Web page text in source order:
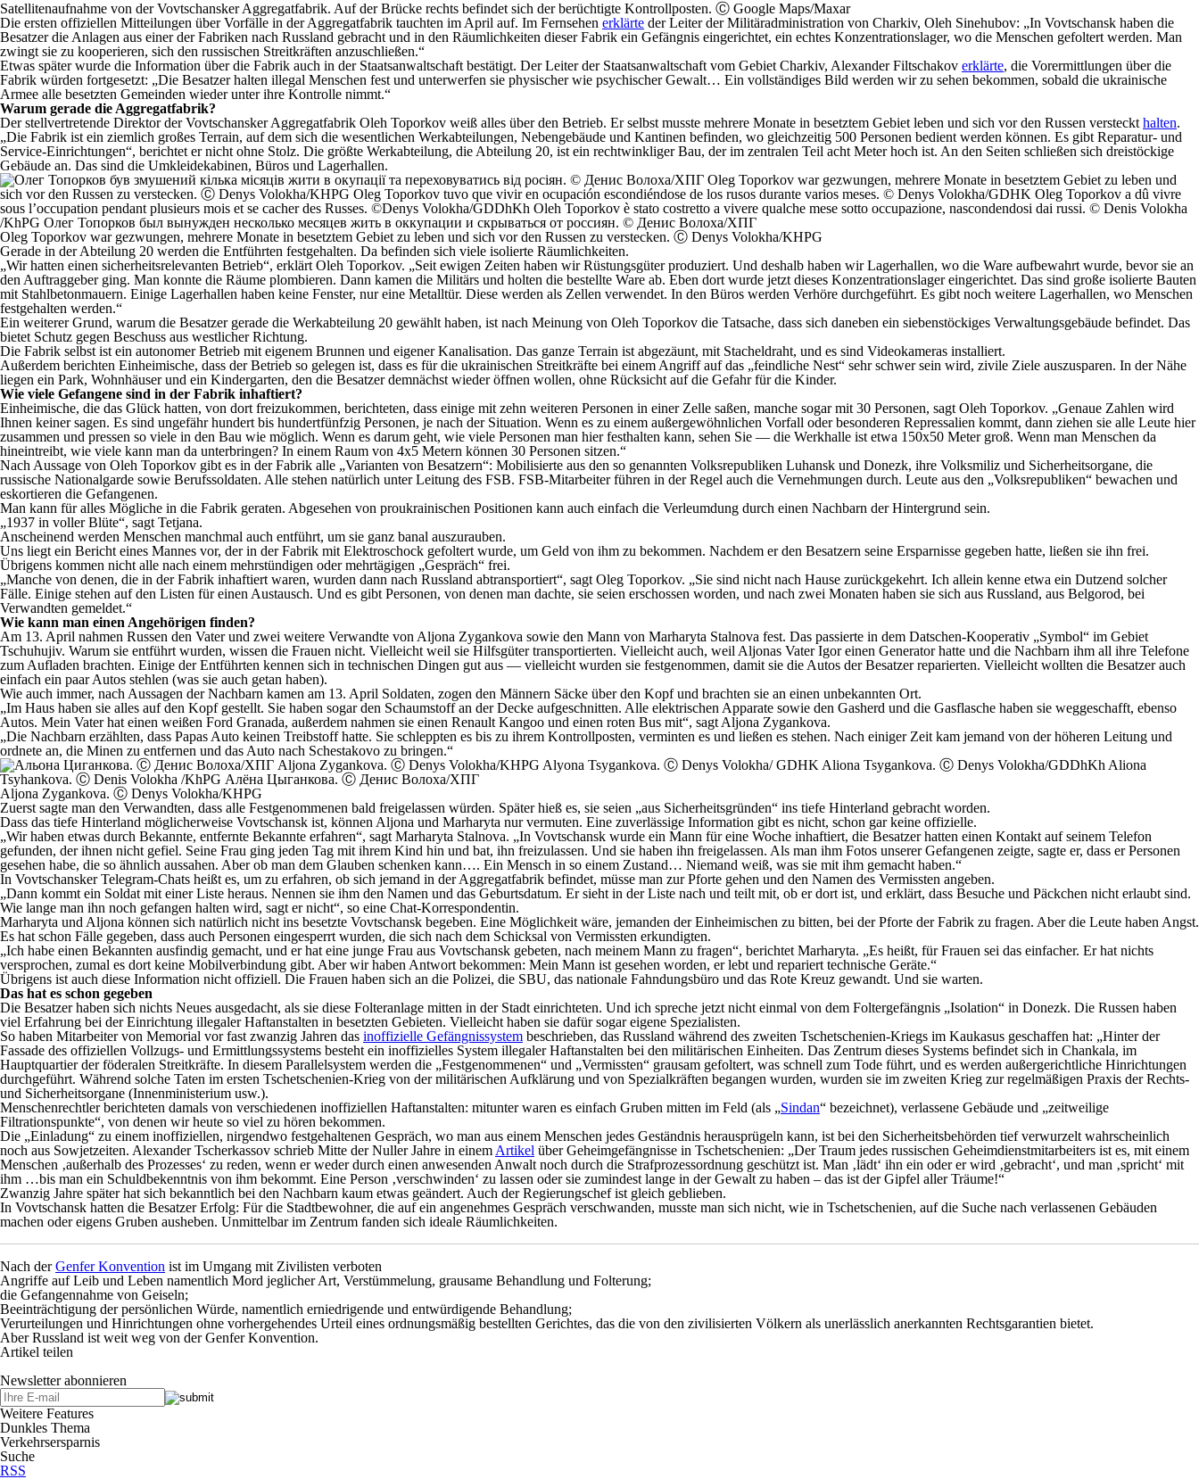
Satellitenaufnahme von der Vovtschansker Aggregatfabrik. Auf der Brücke rechts befindet sich der berüchtigte Kontrollposten. Ⓒ Google Maps/Maxar
Die ersten offiziellen Mitteilungen über Vorfälle in der Aggregatfabrik tauchten im April auf. Im Fernsehen erklärte der Leiter der Militäradministration von Charkiv, Oleh Sinehubov: „In Vovtschansk haben die
Besatzer die Anlagen aus einer der Fabriken nach Russland gebracht und in den Räumlichkeiten dieser Fabrik ein Gefängnis eingerichtet, ein echtes Konzentrationslager, wo die Menschen gefoltert werden. Man
zwingt sie zu kooperieren, sich den russischen Streitkräften anzuschließen.“
Etwas später wurde die Information über die Fabrik auch in der Staatsanwaltschaft bestätigt. Der Leiter der Staatsanwaltschaft vom Gebiet Charkiv, Alexander Filtschakov erklärte, die Vorermittlungen über die
Fabrik würden fortgesetzt: „Die Besatzer halten illegal Menschen fest und unterwerfen sie physischer wie psychischer Gewalt… Ein vollständiges Bild werden wir zu sehen bekommen, sobald die ukrainische
Armee alle besetzten Gemeinden wieder unter ihre Kontrolle nimmt.“
Warum gerade die Aggregatfabrik?
Der stellvertretende Direktor der Vovtschansker Aggregatfabrik Oleh Toporkov weiß alles über den Betrieb. Er selbst musste mehrere Monate in besetztem Gebiet leben und sich vor den Russen versteckt halten.
„Die Fabrik ist ein ziemlich großes Terrain, auf dem sich die wesentlichen Werkabteilungen, Nebengebäude und Kantinen befinden, wo gleichzeitig 500 Personen bedient werden können. Es gibt Reparatur- und
Service-Einrichtungen“, berichtet er nicht ohne Stolz. Die größte Werkabteilung, die Abteilung 20, ist ein rechtwinkliger Bau, der im zentralen Teil acht Meter hoch ist. An den Seiten schließen sich dreistöckige
Gebäude an. Das sind die Umkleidekabinen, Büros und Lagerhallen.
Oleg Toporkov war gezwungen, mehrere Monate in besetztem Gebiet zu leben und sich vor den Russen zu verstecken. Ⓒ Denys Volokha/KHPG
Gerade in der Abteilung 20 werden die Entführten festgehalten. Da befinden sich viele isolierte Räumlichkeiten.
„Wir hatten einen sicherheitsrelevanten Betrieb“, erklärt Oleh Toporkov. „Seit ewigen Zeiten haben wir Rüstungsgüter produziert. Und deshalb haben wir Lagerhallen, wo die Ware aufbewahrt wurde, bevor sie an
den Auftraggeber ging. Man konnte die Räume plombieren. Dann kamen die Militärs und holten die bestellte Ware ab. Eben dort wurde jetzt dieses Konzentrationslager eingerichtet. Das sind große isolierte Bauten
mit Stahlbetonmauern. Einige Lagerhallen haben keine Fenster, nur eine Metalltür. Diese werden als Zellen verwendet. In den Büros werden Verhöre durchgeführt. Es gibt noch weitere Lagerhallen, wo Menschen
festgehalten werden.“
Ein weiterer Grund, warum die Besatzer gerade die Werkabteilung 20 gewählt haben, ist nach Meinung von Oleh Toporkov die Tatsache, dass sich daneben ein siebenstöckiges Verwaltungsgebäude befindet. Das
bietet Schutz gegen Beschuss aus westlicher Richtung.
Die Fabrik selbst ist ein autonomer Betrieb mit eigenem Brunnen und eigener Kanalisation. Das ganze Terrain ist abgezäunt, mit Stacheldraht, und es sind Videokameras installiert.
Außerdem berichten Einheimische, dass der Betrieb so gelegen ist, dass es für die ukrainischen Streitkräfte bei einem Angriff auf das „feindliche Nest“ sehr schwer sein wird, zivile Ziele auszusparen. In der Nähe
liegen ein Park, Wohnhäuser und ein Kindergarten, den die Besatzer demnächst wieder öffnen wollen, ohne Rücksicht auf die Gefahr für die Kinder.
Wie viele Gefangene sind in der Fabrik inhaftiert?
Einheimische, die das Glück hatten, von dort freizukommen, berichteten, dass einige mit zehn weiteren Personen in einer Zelle saßen, manche sogar mit 30 Personen, sagt Oleh Toporkov. „Genaue Zahlen wird
Ihnen keiner sagen. Es sind ungefähr hundert bis hundertfünfzig Personen, je nach der Situation. Wenn es zu einem außergewöhnlichen Vorfall oder besonderen Repressalien kommt, dann ziehen sie alle Leute hier
zusammen und pressen so viele in den Bau wie möglich. Wenn es darum geht, wie viele Personen man hier festhalten kann, sehen Sie — die Werkhalle ist etwa 150x50 Meter groß. Wenn man Menschen da
hineintreibt, wie viele kann man da unterbringen? In einem Raum von 4x5 Metern können 30 Personen sitzen.“
Nach Aussage von Oleh Toporkov gibt es in der Fabrik alle „Varianten von Besatzern“: Mobilisierte aus den so genannten Volksrepubliken Luhansk und Donezk, ihre Volksmiliz und Sicherheitsorgane, die
russische Nationalgarde sowie Berufssoldaten. Alle stehen natürlich unter Leitung des FSB. FSB-Mitarbeiter führen in der Regel auch die Vernehmungen durch. Leute aus den „Volksrepubliken“ bewachen und
eskortieren die Gefangenen.
Man kann für alles Mögliche in die Fabrik geraten. Abgesehen von proukrainischen Positionen kann auch einfach die Verleumdung durch einen Nachbarn der Hintergrund sein.
„1937 in voller Blüte“, sagt Tetjana.
Anscheinend werden Menschen manchmal auch entführt, um sie ganz banal auszurauben.
Uns liegt ein Bericht eines Mannes vor, der in der Fabrik mit Elektroschock gefoltert wurde, um Geld von ihm zu bekommen. Nachdem er den Besatzern seine Ersparnisse gegeben hatte, ließen sie ihn frei.
Übrigens kommen nicht alle nach einem mehrstündigen oder mehrtägigen „Gespräch“ frei.
„Manche von denen, die in der Fabrik inhaftiert waren, wurden dann nach Russland abtransportiert“, sagt Oleg Toporkov. „Sie sind nicht nach Hause zurückgekehrt. Ich allein kenne etwa ein Dutzend solcher
Fälle. Einige stehen auf den Listen für einen Austausch. Und es gibt Personen, von denen man dachte, sie seien erschossen worden, und nach zwei Monaten haben sie sich aus Russland, aus Belgorod, bei
Verwandten gemeldet.“
Wie kann man einen Angehörigen finden?
Am 13. April nahmen Russen den Vater und zwei weitere Verwandte von Aljona Zygankova sowie den Mann von Marharyta Stalnova fest. Das passierte in dem Datschen-Kooperativ „Symbol“ im Gebiet
Tschuhujiv. Warum sie entführt wurden, wissen die Frauen nicht. Vielleicht weil sie Hilfsgüter transportierten. Vielleicht auch, weil Aljonas Vater Igor einen Generator hatte und die Nachbarn ihm all ihre Telefone
zum Aufladen brachten. Einige der Entführten kennen sich in technischen Dingen gut aus — vielleicht wurden sie festgenommen, damit sie die Autos der Besatzer reparierten. Vielleicht wollten die Besatzer auch
einfach ein paar Autos stehlen (was sie auch getan haben).
Wie auch immer, nach Aussagen der Nachbarn kamen am 13. April Soldaten, zogen den Männern Säcke über den Kopf und brachten sie an einen unbekannten Ort.
„Im Haus haben sie alles auf den Kopf gestellt. Sie haben sogar den Schaumstoff an der Decke aufgeschnitten. Alle elektrischen Apparate sowie den Gasherd und die Gasflasche haben sie weggeschafft, ebenso
Autos. Mein Vater hat einen weißen Ford Granada, außerdem nahmen sie einen Renault Kangoo und einen roten Bus mit“, sagt Aljona Zygankova.
„Die Nachbarn erzählten, dass Papas Auto keinen Treibstoff hatte. Sie schleppten es bis zu ihrem Kontrollposten, verminten es und ließen es stehen. Nach einiger Zeit kam jemand von der höheren Leitung und
ordnete an, die Minen zu entfernen und das Auto nach Schestakovo zu bringen.“
Aljona Zygankova. Ⓒ Denys Volokha/KHPG
Zuerst sagte man den Verwandten, dass alle Festgenommenen bald freigelassen würden. Später hieß es, sie seien „aus Sicherheitsgründen“ ins tiefe Hinterland gebracht worden.
Dass das tiefe Hinterland möglicherweise Vovtschansk ist, können Aljona und Marharyta nur vermuten. Eine zuverlässige Information gibt es nicht, schon gar keine offizielle.
„Wir haben etwas durch Bekannte, entfernte Bekannte erfahren“, sagt Marharyta Stalnova. „In Vovtschansk wurde ein Mann für eine Woche inhaftiert, die Besatzer hatten einen Kontakt auf seinem Telefon
gefunden, der ihnen nicht gefiel. Seine Frau ging jeden Tag mit ihrem Kind hin und bat, ihn freizulassen. Und sie haben ihn freigelassen. Als man ihm Fotos unserer Gefangenen zeigte, sagte er, dass er Personen
gesehen habe, die so ähnlich aussahen. Aber ob man dem Glauben schenken kann…. Ein Mensch in so einem Zustand… Niemand weiß, was sie mit ihm gemacht haben.“
In Vovtschansker Telegram-Chats heißt es, um zu erfahren, ob sich jemand in der Aggregatfabrik befindet, müsse man zur Pforte gehen und den Namen des Vermissten angeben.
„Dann kommt ein Soldat mit einer Liste heraus. Nennen sie ihm den Namen und das Geburtsdatum. Er sieht in der Liste nach und teilt mit, ob er dort ist, und erklärt, dass Besuche und Päckchen nicht erlaubt sind.
Wie lange man ihn noch gefangen halten wird, sagt er nicht“, so eine Chat-Korrespondentin.
Marharyta und Aljona können sich natürlich nicht ins besetzte Vovtschansk begeben. Eine Möglichkeit wäre, jemanden der Einheimischen zu bitten, bei der Pforte der Fabrik zu fragen. Aber die Leute haben Angst.
Es hat schon Fälle gegeben, dass auch Personen eingesperrt wurden, die sich nach dem Schicksal von Vermissten erkundigten.
„Ich habe einen Bekannten ausfindig gemacht, und er hat eine junge Frau aus Vovtschansk gebeten, nach meinem Mann zu fragen“, berichtet Marharyta. „Es heißt, für Frauen sei das einfacher. Er hat nichts
versprochen, zumal es dort keine Mobilverbindung gibt. Aber wir haben Antwort bekommen: Mein Mann ist gesehen worden, er lebt und repariert technische Geräte.“
Übrigens ist auch diese Information nicht offiziell. Die Frauen haben sich an die Polizei, die SBU, das nationale Fahndungsbüro und das Rote Kreuz gewandt. Und sie warten.
Das hat es schon gegeben
Die Besatzer haben sich nichts Neues ausgedacht, als sie diese Folteranlage mitten in der Stadt einrichteten. Und ich spreche jetzt nicht einmal von dem Foltergefängnis „Isolation“ in Donezk. Die Russen haben
viel Erfahrung bei der Einrichtung illegaler Haftanstalten in besetzten Gebieten. Vielleicht haben sie dafür sogar eigene Spezialisten.
So haben Mitarbeiter von Memorial vor fast zwanzig Jahren das inoffizielle Gefängnissystem beschrieben, das Russland während des zweiten Tschetschenien-Kriegs im Kaukasus geschaffen hat: „Hinter der
Fassade des offiziellen Vollzugs- und Ermittlungssystems besteht ein inoffizielles System illegaler Haftanstalten bei den militärischen Einheiten. Das Zentrum dieses Systems befindet sich in Chankala, im
Hauptquartier der föderalen Streitkräfte. In diesem Parallelsystem werden die „Festgenommenen“ und „Vermissten“ grausam gefoltert, was schnell zum Tode führt, und es werden außergerichtliche Hinrichtungen
durchgeführt. Während solche Taten im ersten Tschetschenien-Krieg von der militärischen Aufklärung und von Spezialkräften begangen wurden, wurden sie im zweiten Krieg zur regelmäßigen Praxis der Rechts-
und Sicherheitsorgane (Innenministerium usw.).
Menschenrechtler berichteten damals von verschiedenen inoffiziellen Haftanstalten: mitunter waren es einfach Gruben mitten im Feld (als „Sindan“ bezeichnet), verlassene Gebäude und „zeitweilige
Filtrationspunkte“, von denen wir heute so viel zu hören bekommen.
Die „Einladung“ zu einem inoffiziellen, nirgendwo festgehaltenen Gespräch, wo man aus einem Menschen jedes Geständnis herausprügeln kann, ist bei den Sicherheitsbehörden tief verwurzelt wahrscheinlich
noch aus Sowjetzeiten. Alexander Tscherkassov schrieb Mitte der Nuller Jahre in einem Artikel über Geheimgefängnisse in Tschetschenien: „Der Traum jedes russischen Geheimdienstmitarbeiters ist es, mit einem
Menschen ‚außerhalb des Prozesses‘ zu reden, wenn er weder durch einen anwesenden Anwalt noch durch die Strafprozessordnung geschützt ist. Man ‚lädt‘ ihn ein oder er wird ‚gebracht‘, und man ‚spricht‘ mit
ihm …bis man ein Schuldbekenntnis von ihm bekommt. Eine Person ‚verschwinden‘ zu lassen oder sie zumindest lange in der Gewalt zu haben – das ist der Gipfel aller Träume!“
Zwanzig Jahre später hat sich bekanntlich bei den Nachbarn kaum etwas geändert. Auch der Regierungschef ist gleich geblieben.
In Vovtschansk hatten die Besatzer Erfolg: Für die Stadtbewohner, die auf ein angenehmes Gespräch verschwanden, musste man sich nicht, wie in Tschetschenien, auf die Suche nach verlassenen Gebäuden
machen oder eigens Gruben ausheben. Unmittelbar im Zentrum fanden sich ideale Räumlichkeiten.
Nach derGenfer Konvention ist im Umgang mit Zivilisten verboten
Angriffe auf Leib und Leben namentlich Mord jeglicher Art, Verstümmelung, grausame Behandlung und Folterung;
die Gefangennahme von Geiseln;
Beeinträchtigung der persönlichen Würde, namentlich erniedrigende und entwürdigende Behandlung;
Verurteilungen und Hinrichtungen ohne vorhergehendes Urteil eines ordnungsmäßig bestellten Gerichtes, das die von den zivilisierten Völkern als unerlässlich anerkannten Rechtsgarantien bietet.
Aber Russland ist weit weg von der Genfer Konvention.
Artikel teilen
Newsletter abonnieren
Weitere Features
Dunkles Thema
Verkehrsersparnis
Suche
RSS